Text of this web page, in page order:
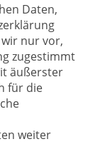
Daten,
nur vor,
zugestimmt
äußerster
für die
weiter